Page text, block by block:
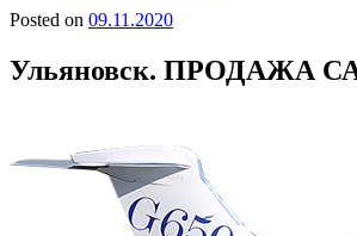
Posted on 09.11.2020
Ульяновск. ПРОДАЖА